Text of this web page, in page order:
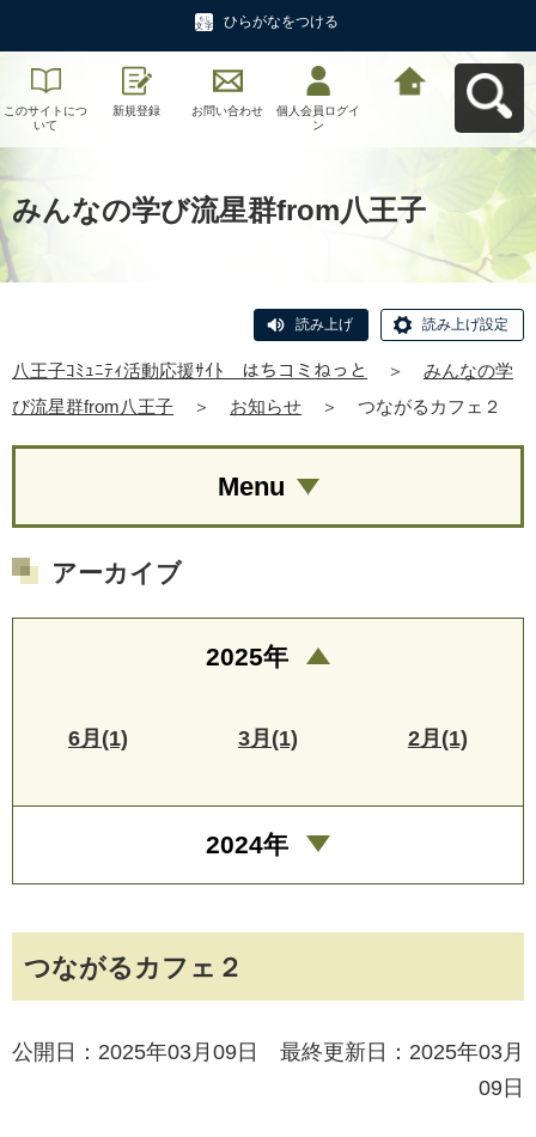
ひらがなをつける
このサイトにつ
いて
新規登録 お問い合わせ
個人会員ログイ
ン
みんなの学び流星群from八王子
読み上げ 読み上げ設定
八王子ｺﾐｭﾆﾃｨ活動応援ｻｲﾄ はちコミねっと ＞
みんなの学
び流星群from八王子
＞ お知らせ ＞ つながるカフェ２
つながるカフェ２
公開日：2025年03月09日 最終更新日：2025年03月
09日
Menu
アーカイブ
2025年
6月(1) 3月(1) 2月(1)
2024年